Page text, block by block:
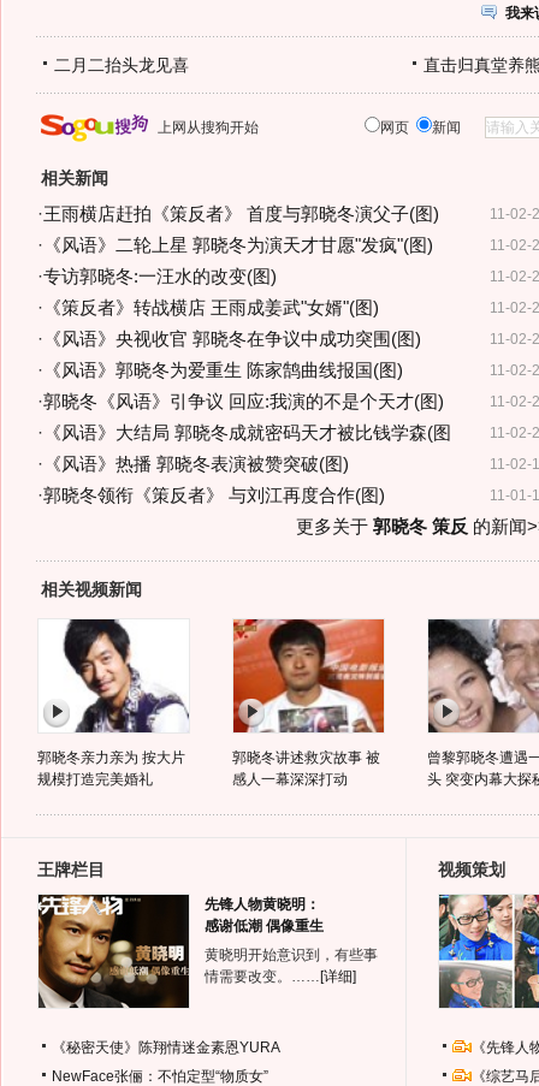
我来
二月二抬头龙见喜 直击归真堂养
上网从搜狗开始 网页 新闻
相关新闻
11-02-
·王雨横店赶拍《策反者》 首度与郭晓冬演父子(图)
11-02-
· 《风语》二轮上星 郭晓冬为演天才甘愿"发疯"(图)
11-02-
·专访郭晓冬:一汪水的改变(图)
11-02-
· 《策反者》转战横店 王雨成姜武"女婿"(图)
11-02-
· 《风语》央视收官 郭晓冬在争议中成功突围(图)
11-02-
· 《风语》郭晓冬为爱重生 陈家鹄曲线报国(图)
11-02-
·郭晓冬《风语》引争议 回应:我演的不是个天才(图)
11-02-
· 《风语》大结局 郭晓冬成就密码天才被比钱学森(图
11-02-
· 《风语》热播 郭晓冬表演被赞突破(图)
11-01-
·郭晓冬领衔《策反者》 与刘江再度合作(图)
更多关于 郭晓冬 策反 的新闻
相关视频新闻
郭晓冬亲力亲为 按大片
规模打造完美婚礼
郭晓冬讲述救灾故事 被
感人一幕深深打动
曾黎郭晓冬遭遇
头 突变内幕大探
王牌栏目
先锋人物黄晓明：
感谢低潮 偶像重生
黄晓明开始意识到，有些事
情需要改变。…… [详细]
《秘密天使》陈翔情迷金素恩YURA
NewFace张俪：不怕定型“物质女”
视频策划
《先锋
《综艺